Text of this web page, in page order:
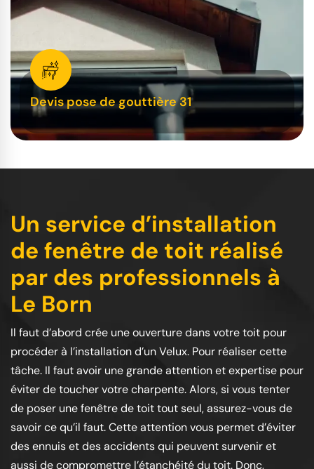
Devis pose de gouttière 31
Un service d’installation
de fenêtre de toit réalisé
par des professionnels à
Le Born
Il faut d’abord crée une ouverture dans votre toit pour
procéder à l’installation d’un Velux. Pour réaliser cette
tâche. Il faut avoir une grande attention et expertise pour
éviter de toucher votre charpente. Alors, si vous tenter
de poser une fenêtre de toit tout seul, assurez-vous de
savoir ce qu’il faut. Cette attention vous permet d’éviter
des ennuis et des accidents qui peuvent survenir et
aussi de compromettre l’étanchéité du toit. Donc,